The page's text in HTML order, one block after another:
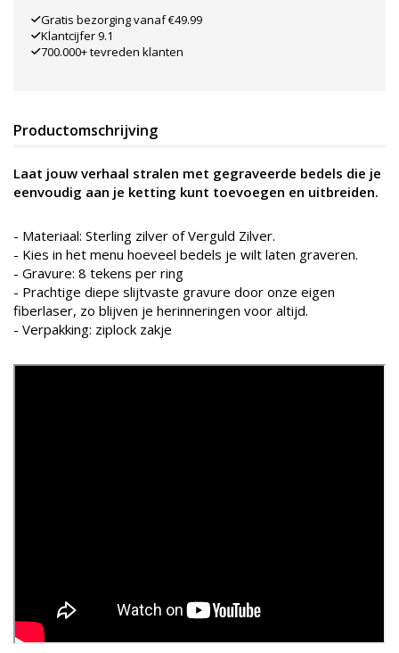
Gratis bezorging vanaf €49.99
Klantcijfer 9.1
700.000+ tevreden klanten
Productomschrijving
Laat jouw verhaal stralen met gegraveerde bedels die je
eenvoudig aan je ketting kunt toevoegen en uitbreiden.
- Materiaal: Sterling zilver of Verguld Zilver.
- Kies in het menu hoeveel bedels je wilt laten graveren.
- Gravure: 8 tekens per ring
- Prachtige diepe slijtvaste gravure door onze eigen
fiberlaser, zo blijven je herinneringen voor altijd.
- Verpakking: ziplock zakje